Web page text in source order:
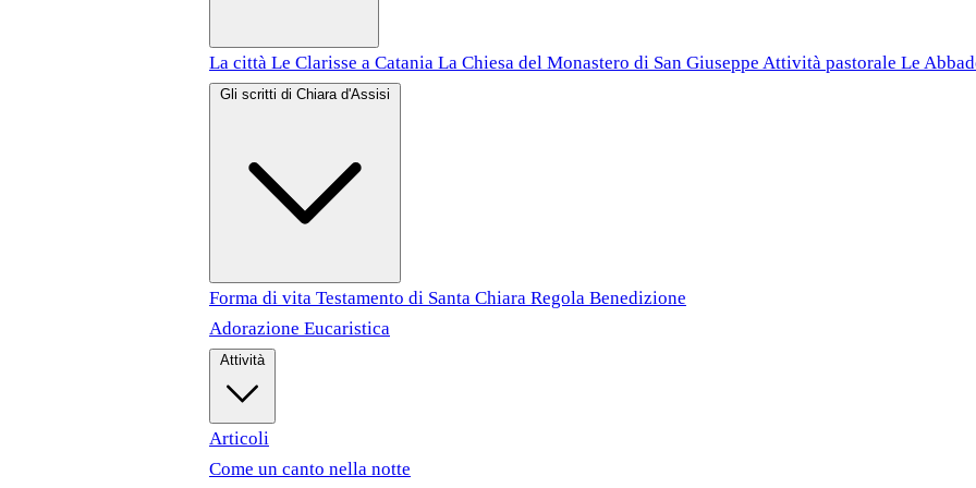
La città Le Clarisse a Catania La Chiesa del Monastero di San Giuseppe Attività pastorale Le
Forma di vita Testamento di Santa Chiara Regola Benedizione
Adorazione Eucaristica
Articoli
Come un canto nella notte